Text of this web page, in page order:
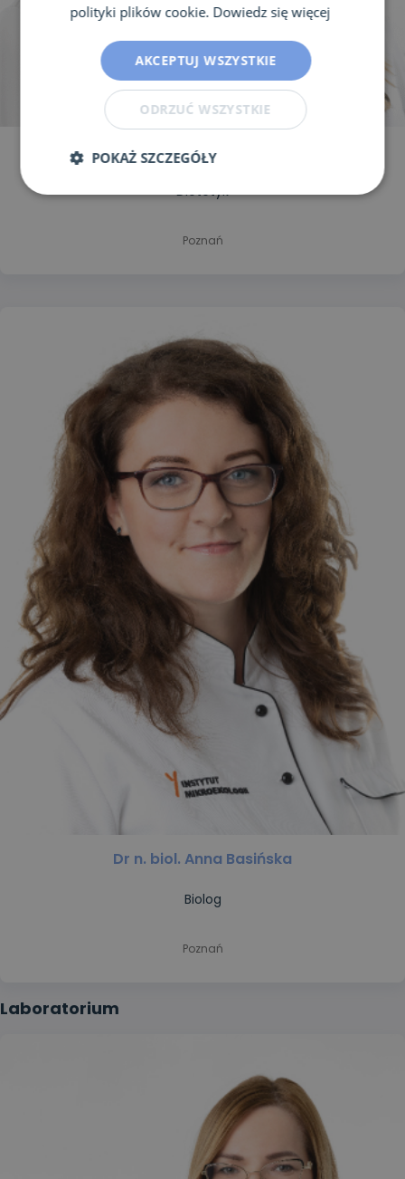
Mgr Zuzanna Przewoźny
Dietetyk
Poznań
Dr n. biol. Anna Basińska
Biolog
Poznań
Laboratorium
polityki plików cookie. Dowiedz się więcej
AKCEPTUJ WSZYSTKIE
ODRZUĆ WSZYSTKIE
POKAŻ SZCZEGÓŁY